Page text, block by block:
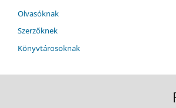
Olvasóknak
Szerzőknek
Könyvtárosoknak